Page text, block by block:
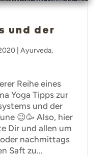
und der
| Ayurveda,
Reihe eines
Yoga Tipps zur
und der
😉🥳 Also, hier
Dir und allen um
nachmittags
Saft zu...